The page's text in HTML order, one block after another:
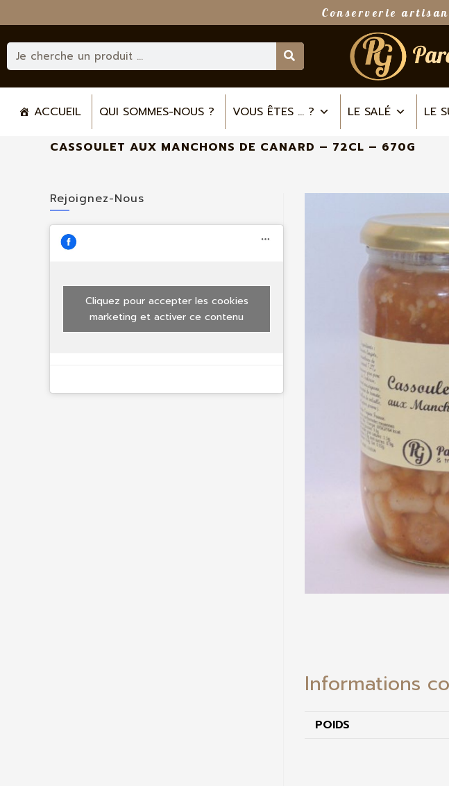
Conserverie
ACCUEIL QUI SOMMES-NOUS ? VOUS ÊTES ... ? LE SALÉ LE
CASSOULET AUX MANCHONS DE CANARD – 72CL – 670G
Informations
POIDS
Rejoignez-Nous
Cliquez pour accepter les cookies
marketing et activer ce contenu